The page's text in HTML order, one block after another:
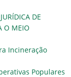
DE
O MEIO
Incineração
Populares